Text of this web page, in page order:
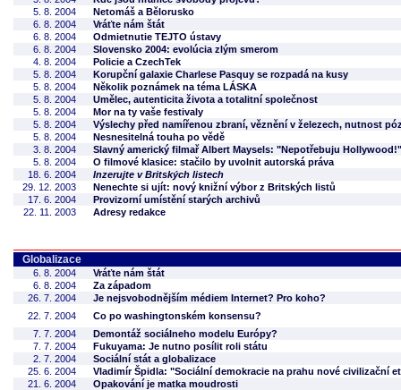
5. 8. 2004
Netomáš a Bělorusko
6. 8. 2004
Vráťte nám štát
6. 8. 2004
Odmietnutie TEJTO ústavy
6. 8. 2004
Slovensko 2004: evolúcia zlým smerom
4. 8. 2004
Policie a CzechTek
5. 8. 2004
Korupční galaxie Charlese Pasquy se rozpadá na kusy
5. 8. 2004
Několik poznámek na téma LÁSKA
5. 8. 2004
Umělec, autenticita života a totalitní společnost
5. 8. 2004
Mor na ty vaše festivaly
5. 8. 2004
Výslechy před namířenou zbraní, věznění v železech, nutnost
5. 8. 2004
Nesnesitelná touha po vědě
3. 8. 2004
Slavný americký filmař Albert Maysels: "Nepotřebuju Hollywood!"
5. 8. 2004
O filmové klasice: stačilo by uvolnit autorská práva
18. 6. 2004
Inzerujte v Britských listech
29. 12. 2003
Nenechte si ujít: nový knižní výbor z Britských listů
17. 6. 2004
Provizorní umístění starých archivů
22. 11. 2003
Adresy redakce
Globalizace
6. 8. 2004
Vráťte nám štát
6. 8. 2004
Za západom
26. 7. 2004
Je nejsvobodnějším médiem Internet? Pro koho?
22. 7. 2004
Co po washingtonském konsensu?
7. 7. 2004
Demontáž sociálneho modelu Európy?
7. 7. 2004
Fukuyama: Je nutno posílit roli státu
2. 7. 2004
Sociální stát a globalizace
25. 6. 2004
Vladimír Špidla: "Sociální demokracie na prahu nové civilizační
21. 6. 2004
Opakování je matka moudrosti